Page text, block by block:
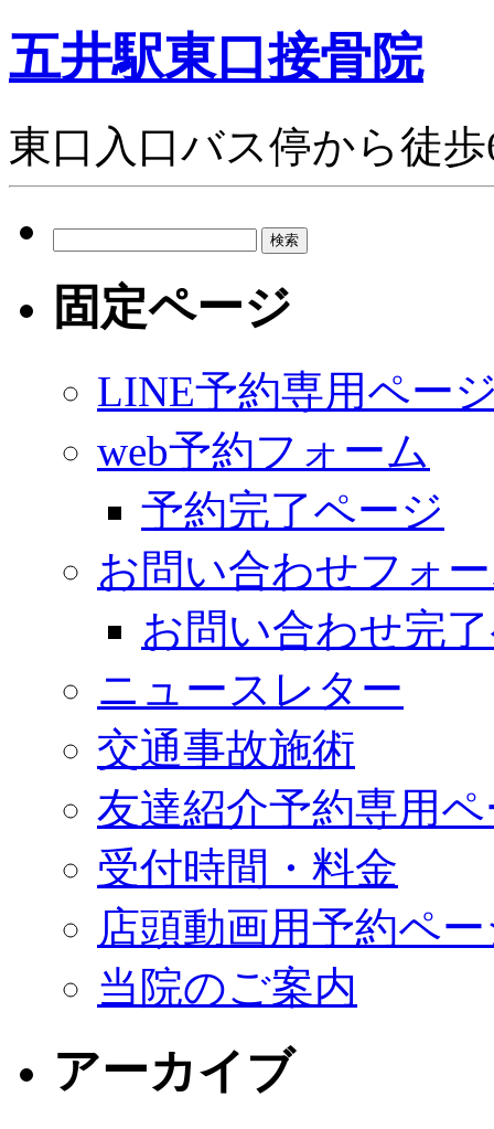
五井駅東口接骨院
東口入口バス停から徒
固定ページ
LINE予約専用ペー
web予約フォーム
予約完了ページ
お問い合わせフォ
お問い合わせ完
ニュースレター
交通事故施術
友達紹介予約専用
受付時間・料金
店頭動画用予約ペ
当院のご案内
アーカイブ